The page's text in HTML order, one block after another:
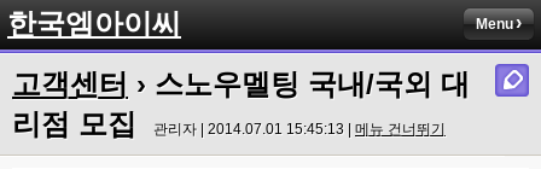
한국엠아이씨 Menu
고객센터 › 스노우멜팅 국내/국외 대
리점 모집
관리자 | 2014.07.01 15:45:13 | 메뉴 건너뛰기